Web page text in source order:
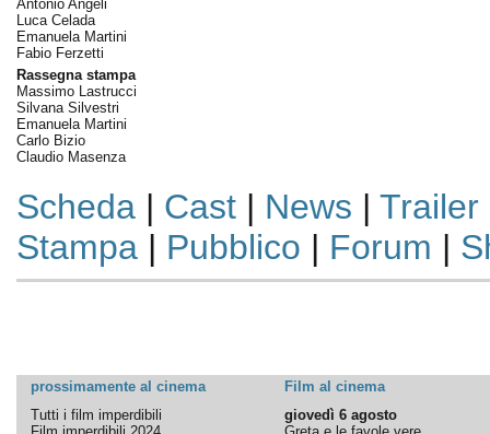
Antonio Angeli
Luca Celada
Emanuela Martini
Fabio Ferzetti
Rassegna stampa
Massimo Lastrucci
Silvana Silvestri
Emanuela Martini
Carlo Bizio
Claudio Masenza
Scheda| Cast| News | Trailer
Stampa| Pubblico | Forum |
prossimamente al cinema
Film al cinema
Tutti i film imperdibili
giovedì 6 agosto